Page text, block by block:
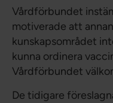
Vårdförbundet
motiverade att
kunskapsområdet
kunna ordinera
Vårdförbundet
De tidigare